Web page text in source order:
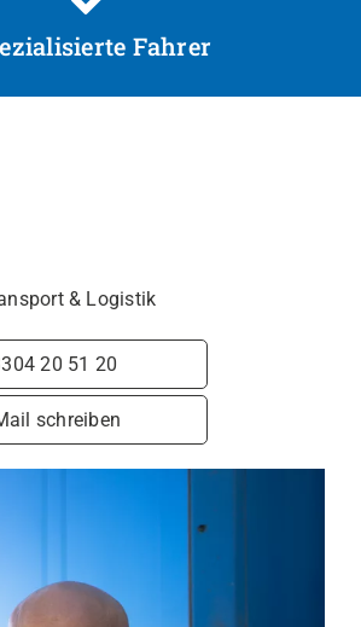
Fahrer
& Logistik
20 51 20
schreiben